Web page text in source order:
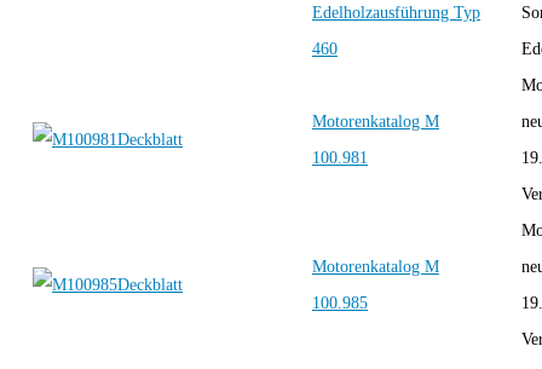
Edelholzausführung Typ
460
Motorenkatalog M
100.981
Motorenkatalog M
100.985